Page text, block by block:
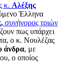
κ. Αλέξης
Έλληνα
συνήγορος τριών
πως υπάρχει
ο κ. Νουλέζας
άνδρα, με
ο οποίος